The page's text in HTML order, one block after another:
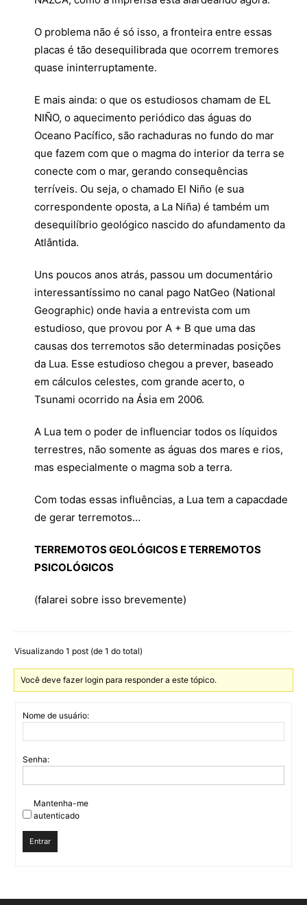
O problema não é só isso, a fronteira entre essas
placas é tão desequilibrada que ocorrem tremores
quase ininterruptamente.
E mais ainda: o que os estudiosos chamam de EL
NIÑO, o aquecimento periódico das águas do
Oceano Pacífico, são rachaduras no fundo do mar
que fazem com que o magma do interior da terra se
conecte com o mar, gerando consequências
terríveis. Ou seja, o chamado El Niño (e sua
correspondente oposta, a La Niña) é também um
desequilíbrio geológico nascido do afundamento da
Atlântida.
Uns poucos anos atrás, passou um documentário
interessantíssimo no canal pago NatGeo (National
Geographic) onde havia a entrevista com um
estudioso, que provou por A + B que uma das
causas dos terremotos são determinadas posições
da Lua. Esse estudioso chegou a prever, baseado
em cálculos celestes, com grande acerto, o
Tsunami ocorrido na Ásia em 2006.
A Lua tem o poder de influenciar todos os líquidos
terrestres, não somente as águas dos mares e rios,
mas especialmente o magma sob a terra.
Com todas essas influências, a Lua tem a capacdade
de gerar terremotos…
TERREMOTOS GEOLÓGICOS E TERREMOTOS
PSICOLÓGICOS
(falarei sobre isso brevemente)
Visualizando 1 post (de 1 do total)
Você deve fazer login para responder a este tópico.
Nome de usuário:
Senha:
Mantenha-me
autenticado
Entrar